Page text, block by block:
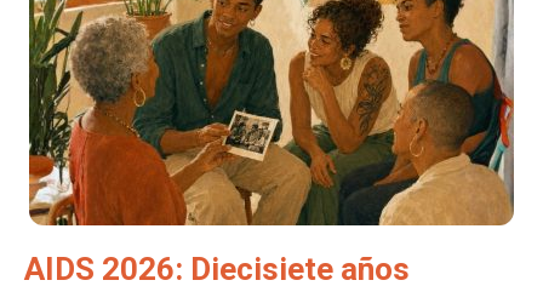
AIDS 2026: Diecisiete años